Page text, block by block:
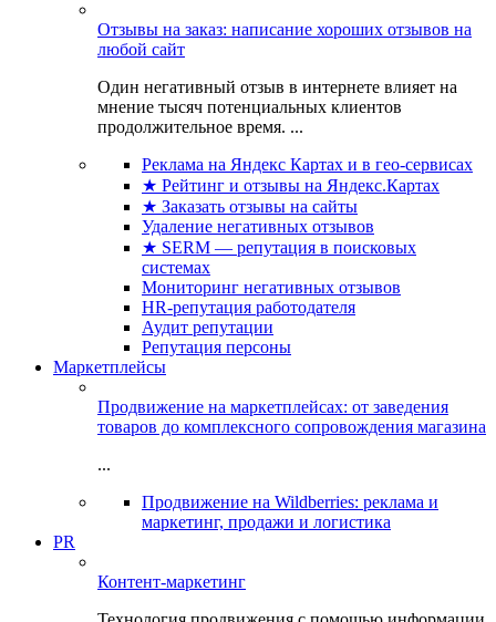
Отзывы на заказ: написание хороших отзывов на
любой сайт
Один негативный отзыв в интернете влияет на
мнение тысяч потенциальных клиентов
продолжительное время. ...
Реклама на Яндекс Картах и в гео-сервисах
★ Рейтинг и отзывы на Яндекс.Картах
★ Заказать отзывы на сайты
Удаление негативных отзывов
★ SERM — репутация в поисковых
системах
Мониторинг негативных отзывов
HR-репутация работодателя
Аудит репутации
Репутация персоны
Маркетплейсы
Продвижение на маркетплейсах: от заведения
товаров до комплексного сопровождения магазина
...
Продвижение на Wildberries: реклама и
маркетинг, продажи и логистика
PR
Контент-маркетинг